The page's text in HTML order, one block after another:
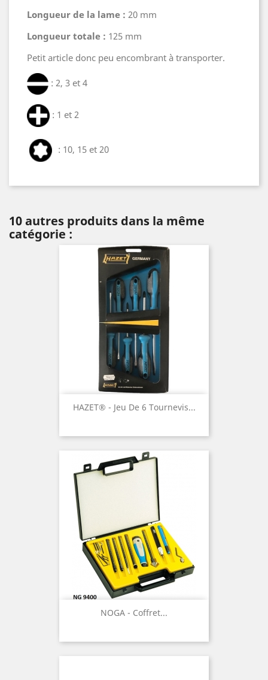
Longueur de la lame : 20 mm
Longueur totale : 125 mm
Petit article donc peu encombrant à transporter.
: 2, 3 et 4
: 1 et 2
: 10, 15 et 20
10 autres produits dans la même
catégorie :
HAZET® - Jeu De 6 Tournevis...
NOGA - Coffret...